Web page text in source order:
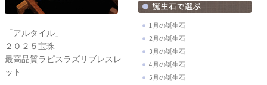
「アルタイル」
２０２５宝珠
最高品質ラピスラズリブレスレ
ット
1月の誕生石
2月の誕生石
3月の誕生石
4月の誕生石
5月の誕生石